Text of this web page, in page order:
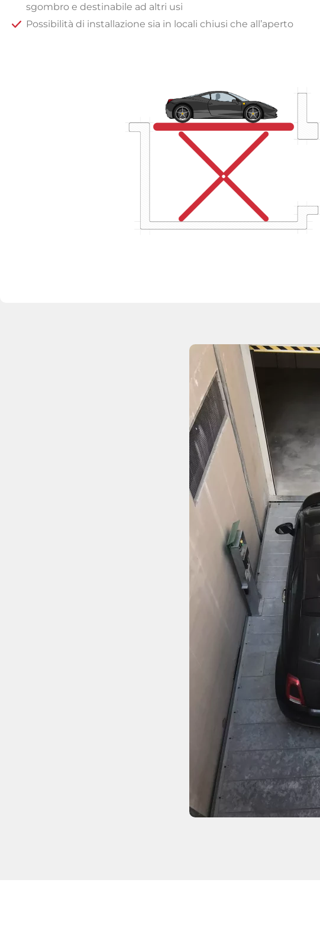
sgombro e destinabi­le ad altri usi
Possibilità di installazione sia in locali chiusi che all’aperto